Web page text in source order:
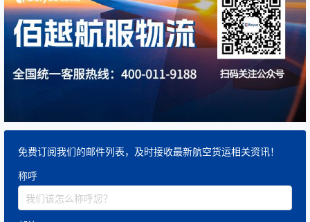
免费订阅我们的邮件列表，及时接收最新航空货运相关资讯！
称呼